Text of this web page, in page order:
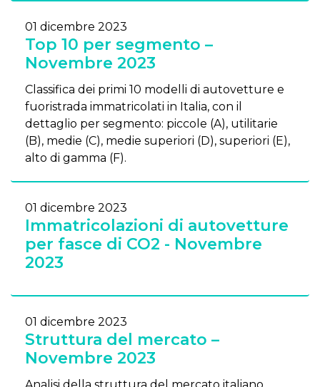
01 dicembre 2023
Top 10 per segmento –
Novembre 2023
Classifica dei primi 10 modelli di autovetture e
fuoristrada immatricolati in Italia, con il
dettaglio per segmento: piccole (A), utilitarie
(B), medie (C), medie superiori (D), superiori (E),
alto di gamma (F).
01 dicembre 2023
Immatricolazioni di autovetture
per fasce di CO2 - Novembre
2023
01 dicembre 2023
Struttura del mercato –
Novembre 2023